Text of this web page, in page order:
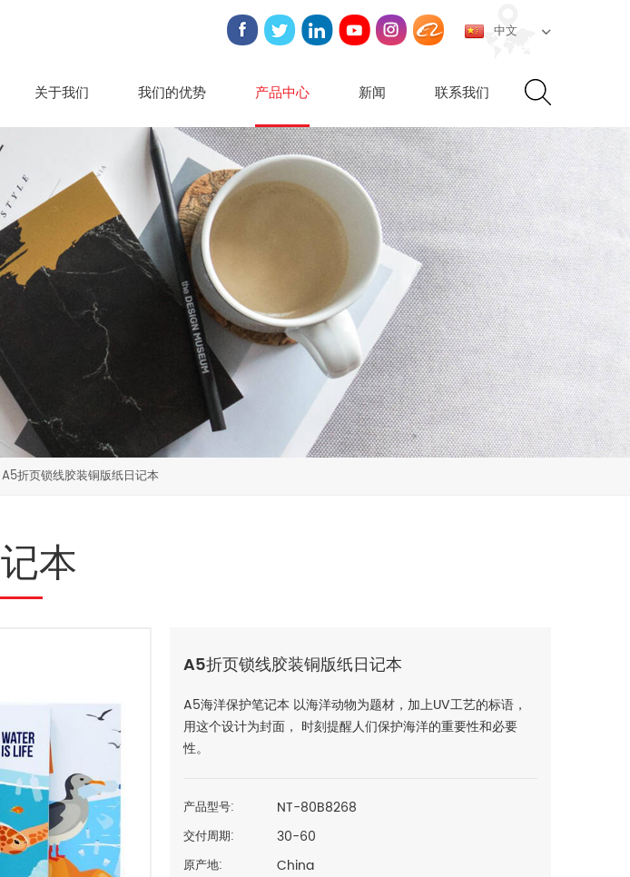
中文
关于我们 我们的优势 产品中心 新闻 联系我们
A5折页锁线胶装铜版纸日记本
笔记本
A5折页锁线胶装铜版纸日记本
A5海洋保护笔记本 以海洋动物为题材，加上UV工艺的标语，
用这个设计为封面， 时刻提醒人们保护海洋的重要性和必要
性。
产品型号: NT-80B8268
交付周期: 30-60
原产地: China